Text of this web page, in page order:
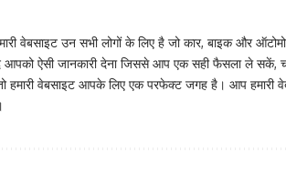
वेबसाइट उन सभी लोगों के लिए है जो कार, बाइक और
आपको ऐसी जानकारी देना जिससे आप एक सही फैसला ले सकें,
हमारी वेबसाइट आपके लिए एक परफेक्ट जगह है। आप